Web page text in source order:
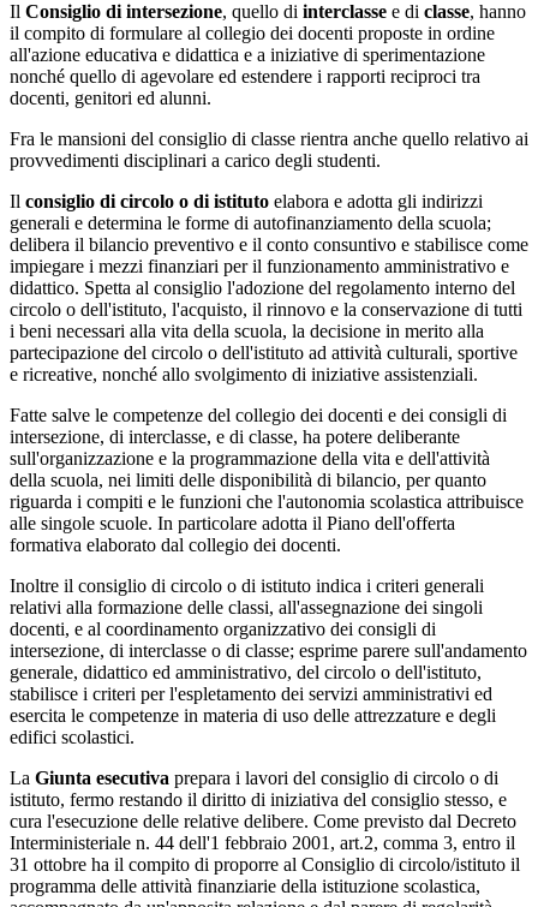
Il Consiglio di intersezione, quello di interclasse e di classe, hanno
il compito di formulare al collegio dei docenti proposte in ordine
all'azione educativa e didattica e a iniziative di sperimentazione
nonché quello di agevolare ed estendere i rapporti reciproci tra
docenti, genitori ed alunni.
Fra le mansioni del consiglio di classe rientra anche quello relativo ai
provvedimenti disciplinari a carico degli studenti.
Il consiglio di circolo o di istituto elabora e adotta gli indirizzi
generali e determina le forme di autofinanziamento della scuola;
delibera il bilancio preventivo e il conto consuntivo e stabilisce come
impiegare i mezzi finanziari per il funzionamento amministrativo e
didattico. Spetta al consiglio l'adozione del regolamento interno del
circolo o dell'istituto, l'acquisto, il rinnovo e la conservazione di tutti
i beni necessari alla vita della scuola, la decisione in merito alla
partecipazione del circolo o dell'istituto ad attività culturali, sportive
e ricreative, nonché allo svolgimento di iniziative assistenziali.
Fatte salve le competenze del collegio dei docenti e dei consigli di
intersezione, di interclasse, e di classe, ha potere deliberante
sull'organizzazione e la programmazione della vita e dell'attività
della scuola, nei limiti delle disponibilità di bilancio, per quanto
riguarda i compiti e le funzioni che l'autonomia scolastica attribuisce
alle singole scuole. In particolare adotta il Piano dell'offerta
formativa elaborato dal collegio dei docenti.
Inoltre il consiglio di circolo o di istituto indica i criteri generali
relativi alla formazione delle classi, all'assegnazione dei singoli
docenti, e al coordinamento organizzativo dei consigli di
intersezione, di interclasse o di classe; esprime parere sull'andamento
generale, didattico ed amministrativo, del circolo o dell'istituto,
stabilisce i criteri per l'espletamento dei servizi amministrativi ed
esercita le competenze in materia di uso delle attrezzature e degli
edifici scolastici.
La Giunta esecutiva prepara i lavori del consiglio di circolo o di
istituto, fermo restando il diritto di iniziativa del consiglio stesso, e
cura l'esecuzione delle relative delibere. Come previsto dal Decreto
Interministeriale n. 44 dell'1 febbraio 2001, art.2, comma 3, entro il
31 ottobre ha il compito di proporre al Consiglio di circolo/istituto il
programma delle attività finanziarie della istituzione scolastica,